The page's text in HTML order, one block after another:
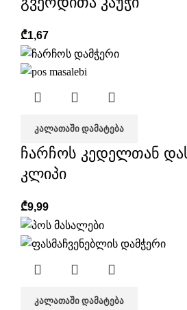
₾1,67
ᲙᲐᲚᲐᲗᲐᲨᲘ ᲓᲐᲛᲐᲢᲔᲑᲐ
ჩარჩოს კედელთან
კლიპი
₾9,99
ᲙᲐᲚᲐᲗᲐᲨᲘ ᲓᲐᲛᲐᲢᲔᲑᲐ